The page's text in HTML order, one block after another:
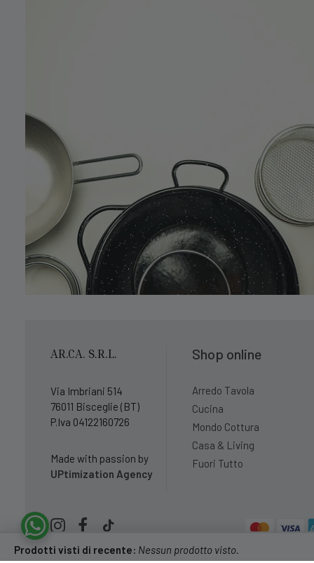
AR.CA. S.R.L.
Via Imbriani 514
76011 Bisceglie (BT)
P.Iva 04122160726
Made with passion by
UPtimization Agency
Shop online
Arredo Tavola
Cucina
Mondo Cottura
Casa & Living
Fuori Tutto
Prodotti visti di recente: Nessun prodotto visto.